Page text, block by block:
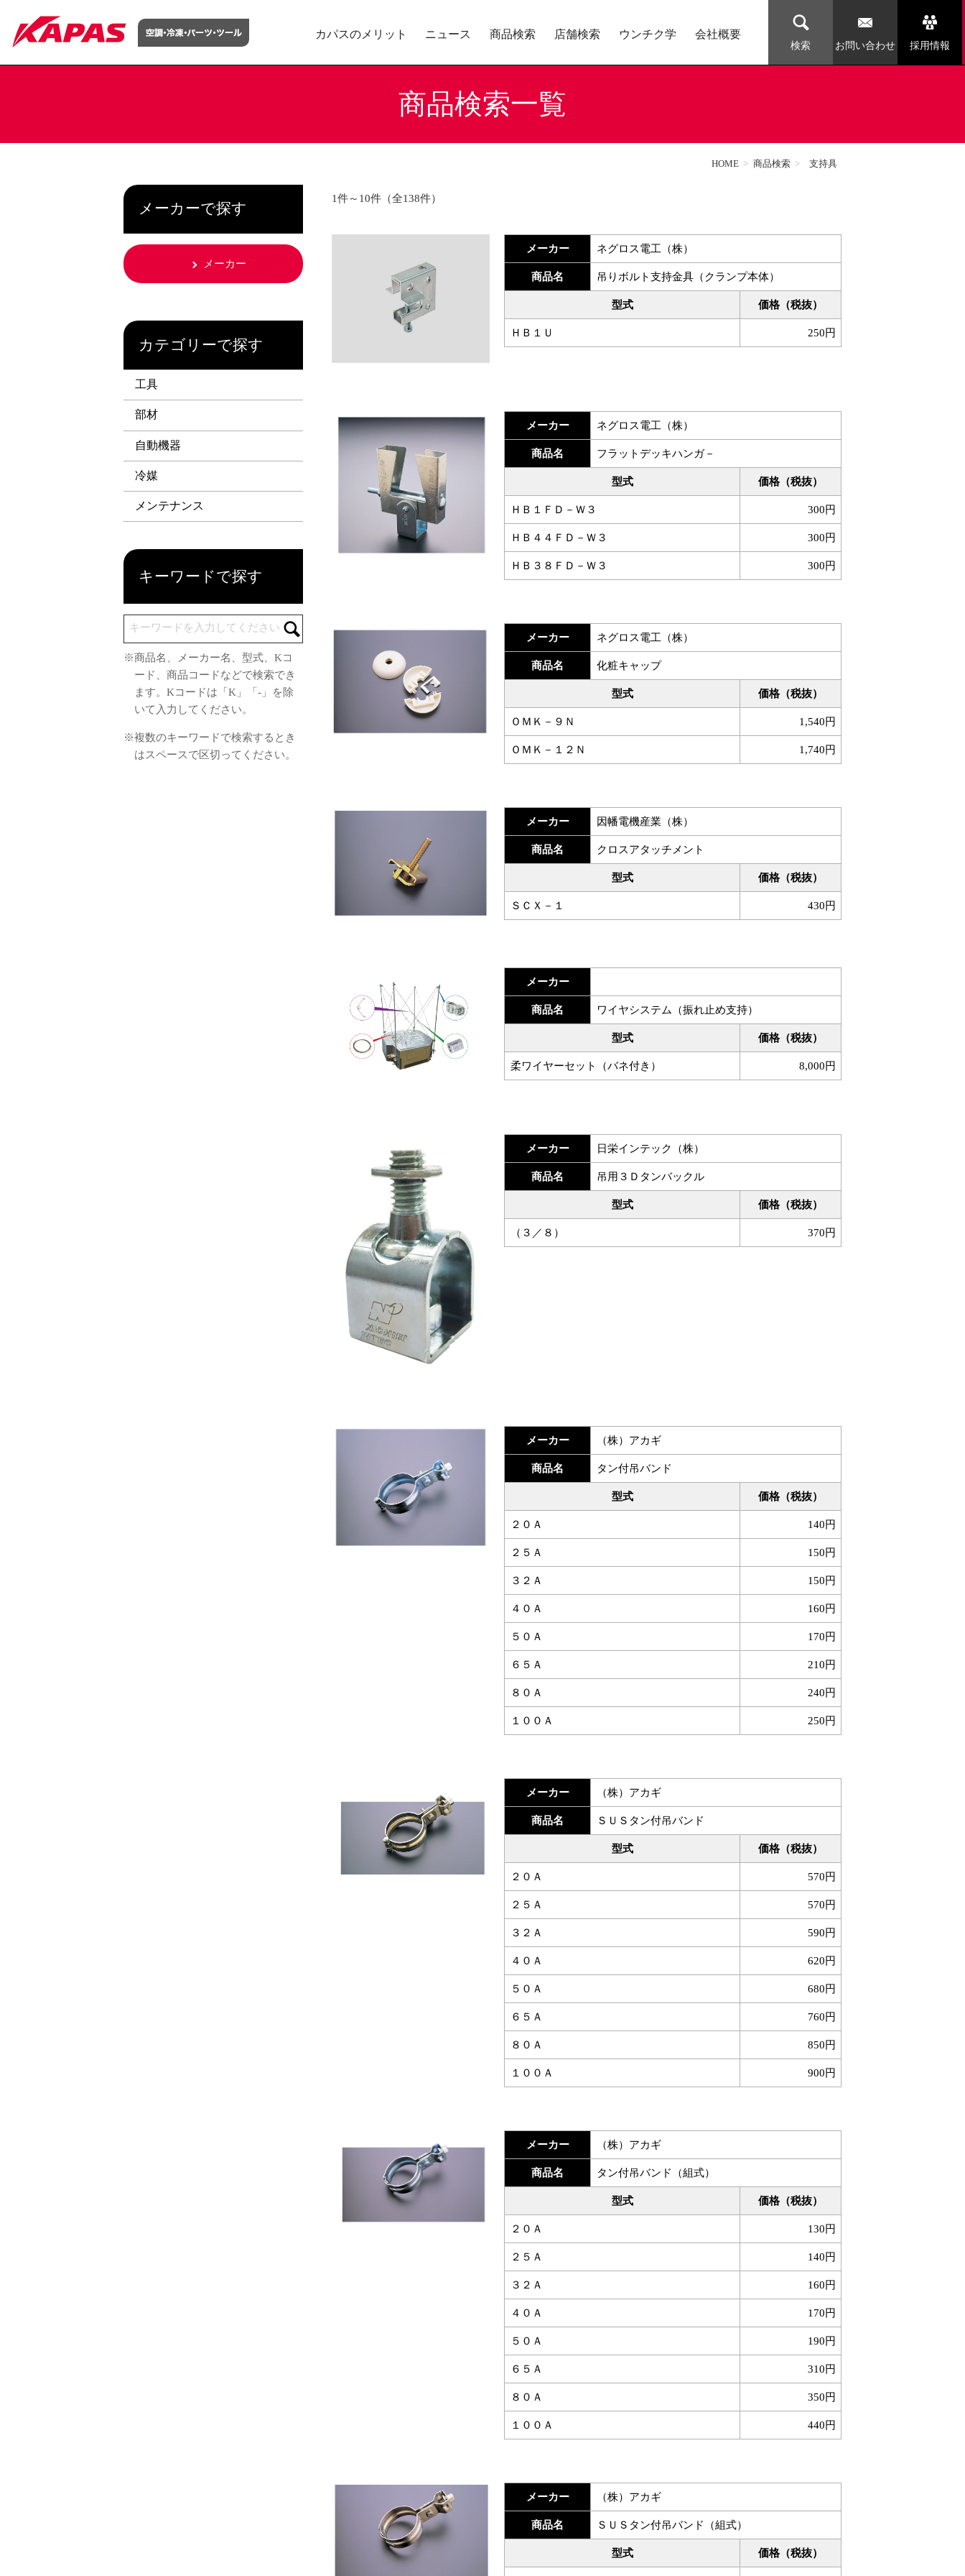
検索 お問い合わせ 採用情報
カパスのメリット ニュース 商品検索 店舗検索 ウンチク学 会社概要
商品検索一覧
HOME > 商品検索 > 支持具
メーカーで探す
メーカー
カテゴリーで探す
工具
部材
自動機器
冷媒
メンテナンス
キーワードで探す
キーワードを入力してください
※商品名、メーカー名、型式、Kコ
ード、商品コードなどで検索でき
ます。Kコードは「K」「-」を除
いて入力してください。
※複数のキーワードで検索するとき
はスペースで区切ってください。
1件～10件（全138件）
メーカー ネグロス電工（株）
商品名 吊りボルト支持金具（クランプ本体）
型式 価格（税抜）
ＨＢ１Ｕ 250円
メーカー ネグロス電工（株）
商品名 フラットデッキハンガ－
型式 価格（税抜）
ＨＢ１ＦＤ－Ｗ３ 300円
ＨＢ４４ＦＤ－Ｗ３ 300円
ＨＢ３８ＦＤ－Ｗ３ 300円
メーカー ネグロス電工（株）
商品名 化粧キャップ
型式 価格（税抜）
ＯＭＫ－９Ｎ 1,540円
ＯＭＫ－１２Ｎ 1,740円
メーカー 因幡電機産業（株）
商品名 クロスアタッチメント
型式 価格（税抜）
ＳＣＸ－１ 430円
メーカー
商品名 ワイヤシステム（振れ止め支持）
型式 価格（税抜）
柔ワイヤーセット（バネ付き） 8,000円
メーカー 日栄インテック（株）
商品名 吊用３Ｄタンバックル
型式 価格（税抜）
（３／８） 370円
メーカー （株）アカギ
商品名 タン付吊バンド
型式 価格（税抜）
２０Ａ 140円
２５Ａ 150円
３２Ａ 150円
４０Ａ 160円
５０Ａ 170円
６５Ａ 210円
８０Ａ 240円
１００Ａ 250円
メーカー （株）アカギ
商品名 ＳＵＳタン付吊バンド
型式 価格（税抜）
２０Ａ 570円
２５Ａ 570円
３２Ａ 590円
４０Ａ 620円
５０Ａ 680円
６５Ａ 760円
８０Ａ 850円
１００Ａ 900円
メーカー （株）アカギ
商品名 タン付吊バンド（組式）
型式 価格（税抜）
２０Ａ 130円
２５Ａ 140円
３２Ａ 160円
４０Ａ 170円
５０Ａ 190円
６５Ａ 310円
８０Ａ 350円
１００Ａ 440円
メーカー （株）アカギ
商品名 ＳＵＳタン付吊バンド（組式）
型式 価格（税抜）